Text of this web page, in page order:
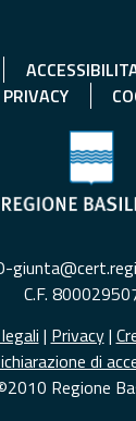
PRIVACY
C.F.
| Privacy|
di
Regione